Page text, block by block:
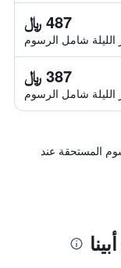
487 ﷼
شامل الرسوم
387 ﷼
شامل الرسوم
المستحقة عند